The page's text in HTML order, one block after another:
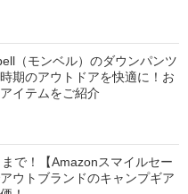
（モンベル）のダウンパンツ
期のアウトドアを快適に！お
イテムをご紹介
で！【Amazonスマイルセー
ウトブランドのキャンプギア